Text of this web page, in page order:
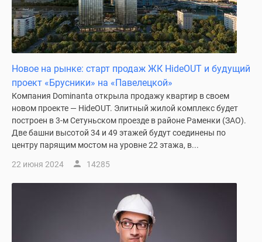
сайте
Дзен
Машино-
места
Апартаменты
#траншевая
ипотека
#рассрочка
ИТ-
ипотека
Квартиры
Новое на рынке: старт продаж ЖК HideOUT и будущий
проект «Брусники» на «Павелецкой»
Компания Dominanta открыла продажу квартир в своем
новом проекте — HideOUT. Элитный жилой комплекс будет
построен в 3-м Сетуньском проезде в районе Раменки (ЗАО).
Две башни высотой 34 и 49 этажей будут соединены по
центру парящим мостом на уровне 22 этажа, в...
22 июня 2024 14285